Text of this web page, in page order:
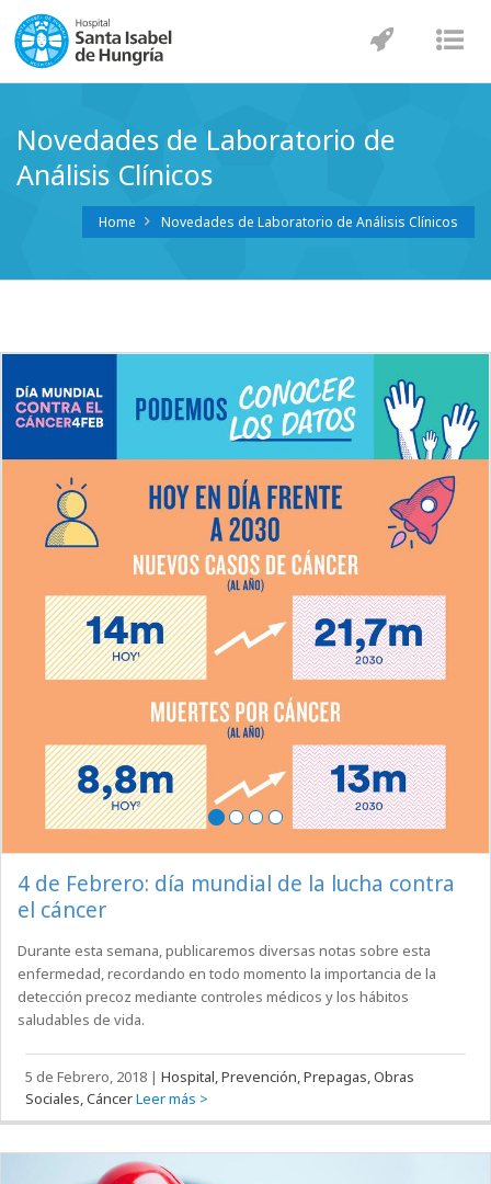
Novedades de Laboratorio de
Análisis Clínicos
Home Novedades de Laboratorio de Análisis Clínicos
4 de Febrero: día mundial de la lucha contra
el cáncer
enfermedad, recordando en todo momento la importancia de la
detección precoz mediante controles médicos y los hábitos
saludables de vida.
Sociales, Cáncer Leer más >